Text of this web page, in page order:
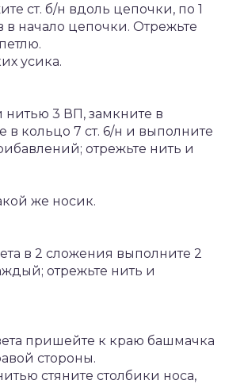
ст. б/н вдоль цепочки, по 1
в начало цепочки. Отрежьте
усика.
нитью 3 ВП, замкните в
в кольцо 7 ст. 6/н и выполните
отрежьте нить и
же носик.
в 2 сложения выполните 2
отрежьте нить и
пришейте к краю башмачка
стороны.
стяните столбики носа,